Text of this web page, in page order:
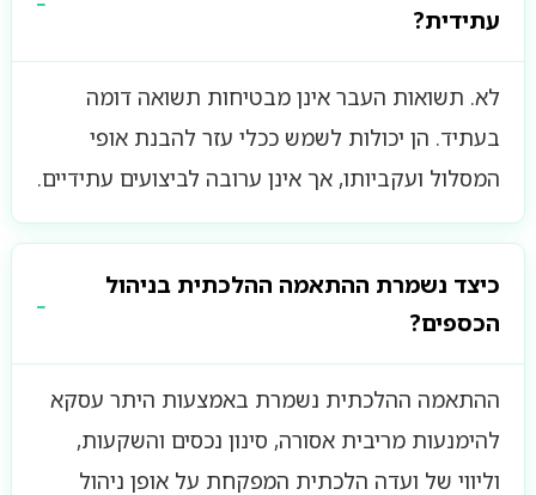
עתידית?
לא. תשואות העבר אינן מבטיחות תשואה דומה
בעתיד. הן יכולות לשמש ככלי עזר להבנת אופי
המסלול ועקביותו, אך אינן ערובה לביצועים עתידיים.
כיצד נשמרת ההתאמה ההלכתית בניהול
הכספים?
ההתאמה ההלכתית נשמרת באמצעות היתר עסקא
להימנעות מריבית אסורה, סינון נכסים והשקעות,
וליווי של ועדה הלכתית המפקחת על אופן ניהול